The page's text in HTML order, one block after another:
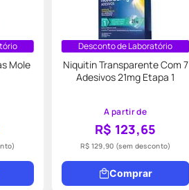
Mole
Desconto de Laboratório
Niquitin Transparente Com 7
Adesivos 21mg Etapa 1
A partir de
R$ 123,65
R$ 129,90 (sem desconto)
Comprar